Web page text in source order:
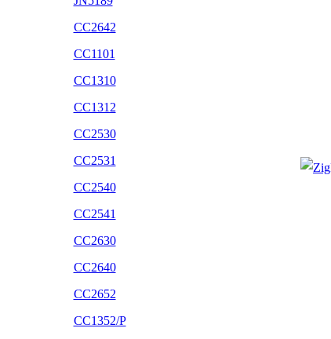
CC2642
CC1101
CC1310
CC1312
CC2530
CC2531
CC2540
CC2541
CC2630
CC2640
CC2652
CC1352/P